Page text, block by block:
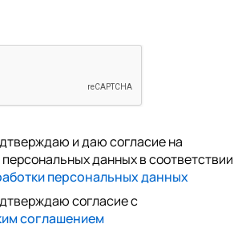
и даю согласие на
данных в соответствии
персональных данных
согласие с
соглашением